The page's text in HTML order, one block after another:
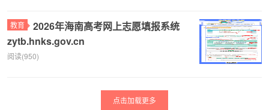
教育
2026年海南高考网上志愿填报系统
zytb.hnks.gov.cn
阅读(950)
点击加载更多